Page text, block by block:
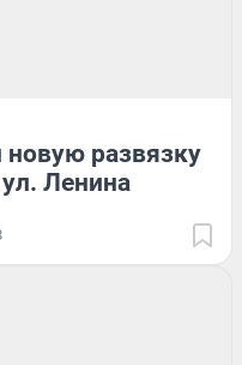
новую развязку
Ленина